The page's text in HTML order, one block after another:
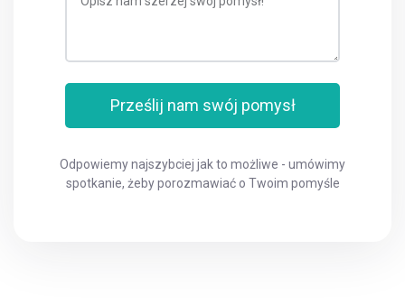
Prześlij nam swój pomysł
Odpowiemy najszybciej jak to możliwe - umówimy
spotkanie, żeby porozmawiać o Twoim pomyśle